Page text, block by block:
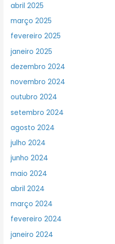
abril 2025
março 2025
fevereiro 2025
janeiro 2025
dezembro 2024
novembro 2024
outubro 2024
setembro 2024
agosto 2024
julho 2024
junho 2024
maio 2024
abril 2024
março 2024
fevereiro 2024
janeiro 2024